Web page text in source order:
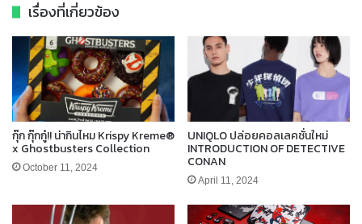
เรื่องที่เกี่ยวข้อง
กุ๊ก กุ๊กกู๋!! น่ากินไหม Krispy Kreme®
x Ghostbusters Collection
October 11, 2024
UNIQLO ปล่อยคอลเลคชั่นใหม่
INTRODUCTION OF DETECTIVE
CONAN
April 11, 2024